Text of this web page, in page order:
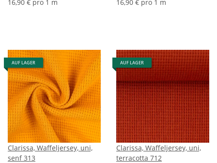
16,90 € pro 1 m
16,90 € pro 1 m
AUF LAGER
Clarissa, Waffeljersey, uni,
senf 313
AUF LAGER
Clarissa, Waffeljersey, uni,
terracotta 712